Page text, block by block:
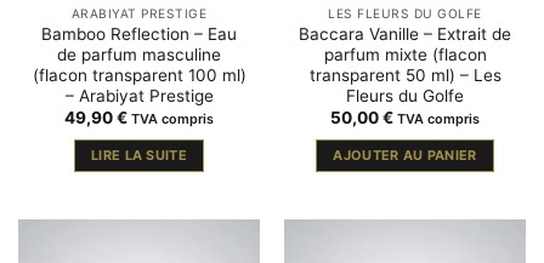
ARABIYAT PRESTIGE
Bamboo Reflection – Eau
de parfum masculine
(flacon transparent 100 ml)
– Arabiyat Prestige
49,90€ TVA compris
LIRE LA SUITE
LES FLEURS DU GOLFE
Baccara Vanille – Extrait de
parfum mixte (flacon
transparent 50 ml) – Les
Fleurs du Golfe
50,00€ TVA compris
AJOUTER AU PANIER